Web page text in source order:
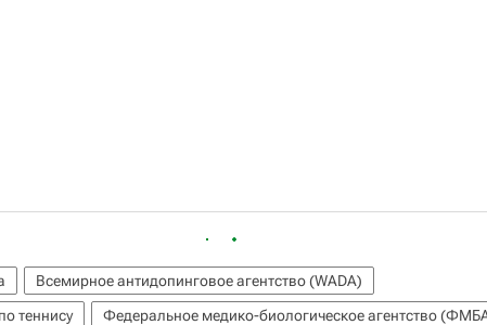
Всемирное антидопинговое агентство (WADA)
теннису
Федеральное медико-биологическое агентство